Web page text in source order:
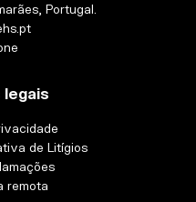
Portugal.
de Litígios
remota